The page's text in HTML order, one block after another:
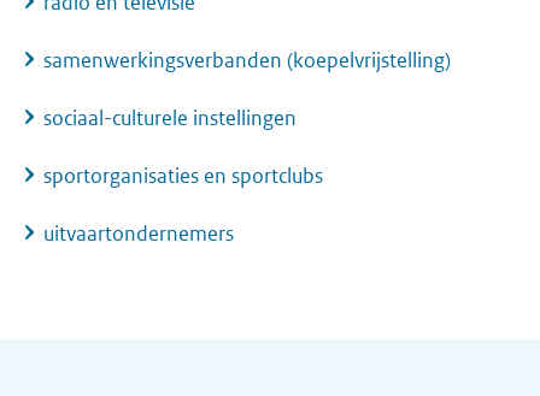
samenwerkingsverbanden (koepelvrijstelling)
sociaal-culturele instellingen
sportorganisaties en sportclubs
uitvaartondernemers